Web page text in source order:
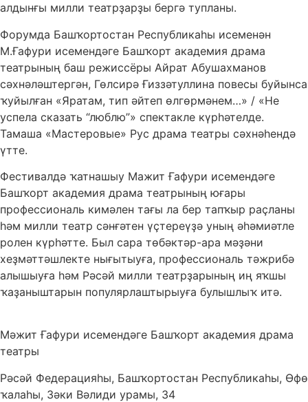
алдынғы милли театрҙарҙы бергә тупланы.
Форумда Башҡортостан Республикаһы исеменән
М.Ғафури исемендәге Башҡорт академия драма
театрының баш режиссёры Айрат Абушахманов
сәхнәләштергән, Гөлсирә Ғиззәтуллина повесы буйынса
ҡуйылған «Яратам, тип әйтеп өлгөрмәнем…» / «Не
успела сказать “люблю”» спектакле күрһәтелде.
Тамаша «Мастеровые» Рус драма театры сәхнәһендә
үтте.
Фестивалдә ҡатнашыу Мажит Ғафури исемендәге
Башҡорт академия драма театрының юғары
профессиональ кимәлен тағы ла бер тапҡыр раҫланы
һәм милли театр сәнғәтен үҫтереүҙә уның әһәмиәтле
ролен күрһәтте. Был сара төбәктәр-ара мәҙәни
хеҙмәттәшлекте нығытыуға, профессиональ тәжрибә
алышыуға һәм Рәсәй милли театрҙарының иң яҡшы
ҡаҙаныштарын популярлаштырыуға булышлыҡ итә.
Мәжит Ғафури исемендәге Башҡорт академия драма
театры
Рәсәй Федерацияһы, Башҡортостан Республикаһы, Өфө
ҡалаһы, Зәки Вәлиди урамы, 34